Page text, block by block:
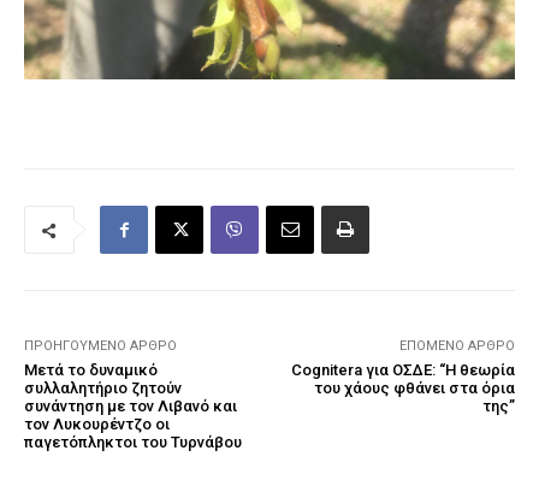
ΠΡΟΗΓΟΎΜΕΝΟ ΆΡΘΡΟ
Μετά το δυναμικό
συλλαλητήριο ζητούν
συνάντηση με τον Λιβανό και
τον Λυκουρέντζο οι
παγετόπληκτοι του Τυρνάβου
ΕΠΌΜΕΝΟ ΆΡΘΡΟ
Cognitera για ΟΣΔΕ: “Η θεωρία
του χάους φθάνει στα όρια
της”